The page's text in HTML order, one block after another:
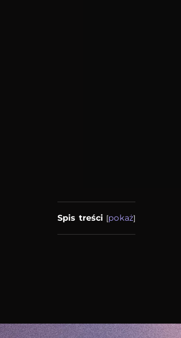
Spis treści [pokaż]